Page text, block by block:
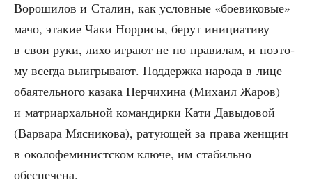
Воро­ши­лов и Ста­лин, как услов­ные «бое­ви­ко­вые»
мачо, эта­кие Чаки Нор­ри­сы, берут ини­ци­а­ти­ву
в свои руки, лихо игра­ют не по пра­ви­лам, и поэто­
му все­гда выиг­ры­ва­ют. Под­держ­ка наро­да в лице
оба­я­тель­но­го каза­ка Пер­чи­хи­на (Миха­ил Жаров)
и мат­ри­ар­халь­ной коман­дир­ки Кати Давы­до­вой
(Вар­ва­ра Мяс­ни­ко­ва), рату­ю­щей за пра­ва жен­щин
в око­ло­фе­ми­нист­ском клю­че, им ста­биль­но
обеспечена.